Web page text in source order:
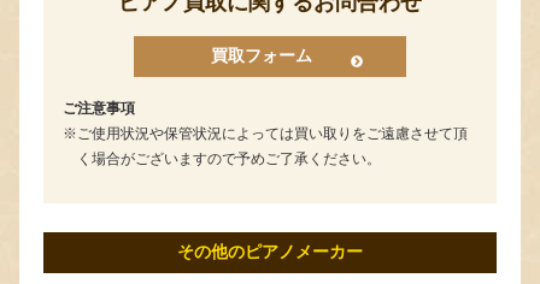
買取フォーム
ご注意事項
ご使用状況や保管状況によっては買い取りをご遠慮させて頂
く場合がございますので予めご了承ください。
その他のピアノメーカー